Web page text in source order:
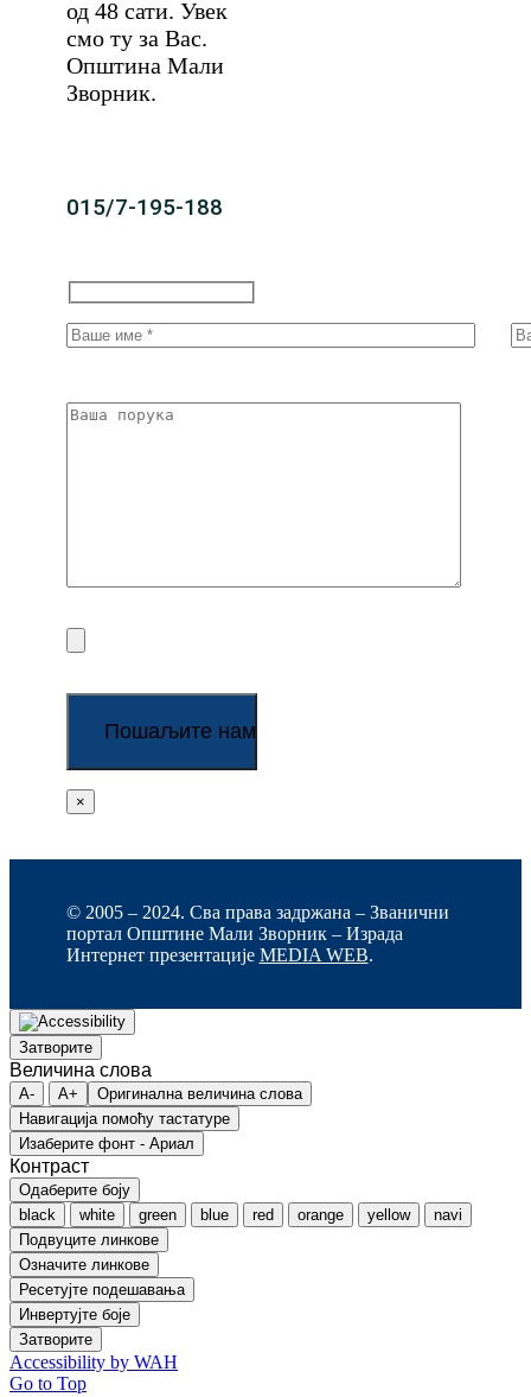
од 48 сати. Увек
смо ту за Вас.
Општина Мали
Зворник.
015/7-195-188
×
© 2005 – 2024. Сва права задржана – Званични
портал Општине Мали Зворник – Израда
Интернет презентације MEDIA WEB.
Затворите
Величина слова
A- A+
Оригинална величина слова
Навигација помоћу тастатуре
Изаберите фонт - Ариал
Контраст
Одаберите боју
black
white green blue red orange yellow
navi
Подвуците линкове
Означите линкове
Ресетујте подешавања
Инвертујте боје
Затворите
Accessibility by WAH
Go to Top